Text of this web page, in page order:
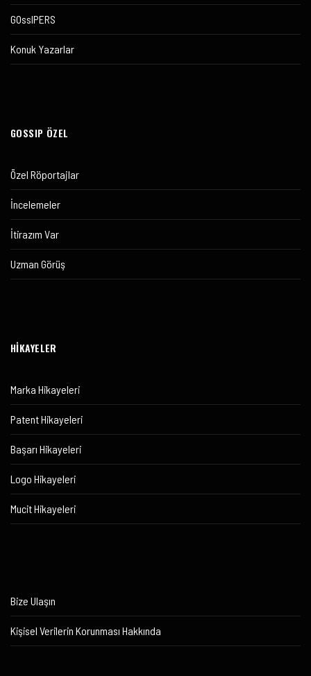
GOssIPERS
Konuk Yazarlar
GOSSIP ÖZEL
Özel Röportajlar
İncelemeler
İtirazım Var
Uzman Görüş
HİKAYELER
Marka Hikayeleri
Patent Hikayeleri
Başarı Hikayeleri
Logo Hikayeleri
Mucit Hikayeleri
Bize Ulaşın
Kişisel Verilerin Korunması Hakkında